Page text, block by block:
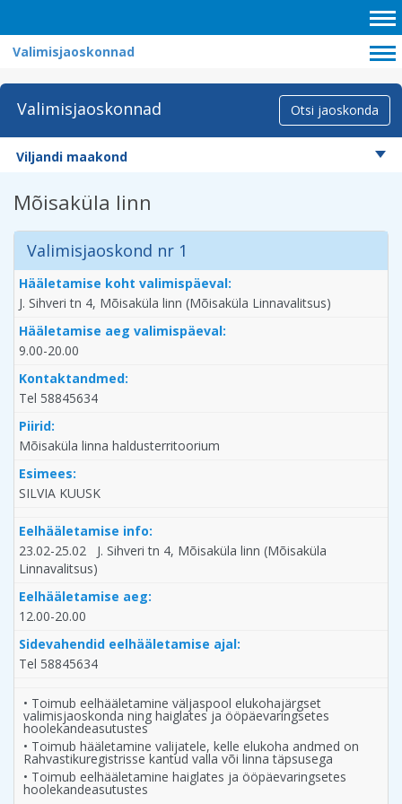
Valimisjaoskonnad
Valimisjaoskonnad Otsi jaoskonda
Viljandi maakond
Mõisaküla linn
Valimisjaoskond nr 1
Hääletamise koht valimispäeval:
J. Sihveri tn 4, Mõisaküla linn (Mõisaküla Linnavalitsus)
Hääletamise aeg valimispäeval:
9.00-20.00
Kontaktandmed:
Tel 58845634
Piirid:
Mõisaküla linna haldusterritoorium
Esimees:
SILVIA KUUSK
Eelhääletamise info:
23.02-25.02 J. Sihveri tn 4, Mõisaküla linn (Mõisaküla
Linnavalitsus)
Eelhääletamise aeg:
12.00-20.00
Sidevahendid eelhääletamise ajal:
Tel 58845634
• Toimub eelhääletamine väljaspool elukohajärgset
valimisjaoskonda ning haiglates ja ööpäevaringsetes
hoolekandeasutustes
• Toimub hääletamine valijatele, kelle elukoha andmed on
Rahvastikuregistrisse kantud valla või linna täpsusega
• Toimub eelhääletamine haiglates ja ööpäevaringsetes
hoolekandeasutustes